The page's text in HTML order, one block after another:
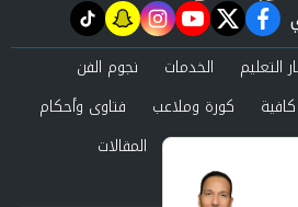
facebook
twitter
youtube
instagram
snapchat
tiktok
التعليم الخدمات
نجوم الفن
كورة وملاعب
فتاوى وأحكام
حوادث ومحاكم
المقالات